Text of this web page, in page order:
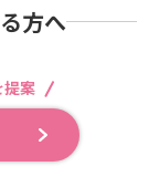
方へ
提案